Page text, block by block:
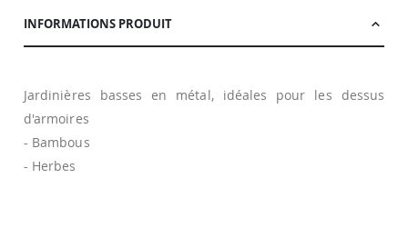
INFORMATIONS PRODUIT
Jardinières basses en métal, idéales pour les dessus
d'armoires
- Bambous
- Herbes